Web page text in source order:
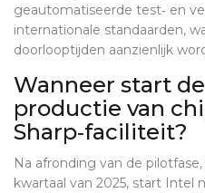
geautomatiseerde test‑ en
internationale standaarden,
doorlooptijden aanzienlijk
Wanneer start
productie van
Sharp‑faciliteit?
Na afronding van de
kwartaal van 2025, start Intel